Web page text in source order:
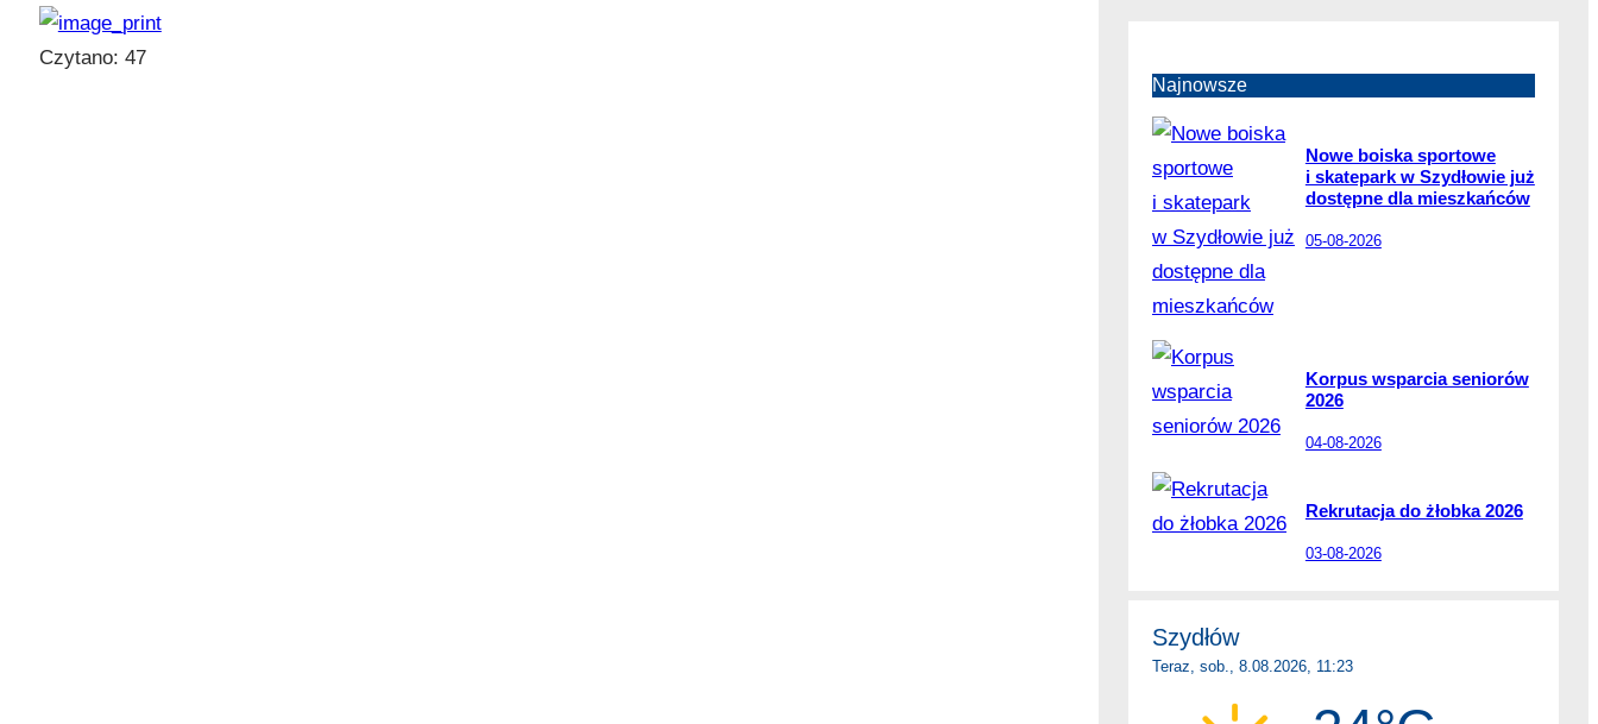
Czytano: 47
Najnowsze
Nowe boiska sportowe
i skatepark w Szydłowie już
dostępne dla mieszkańców
05-08-2026
Korpus wsparcia seniorów
2026
04-08-2026
Rekrutacja do żłobka 2026
03-08-2026